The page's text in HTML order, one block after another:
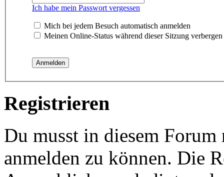
Ich habe mein Passwort vergessen
Mich bei jedem Besuch automatisch anmelden
Meinen Online-Status während dieser Sitzung verbergen
Registrieren
Du musst in diesem
anmelden zu können. Die